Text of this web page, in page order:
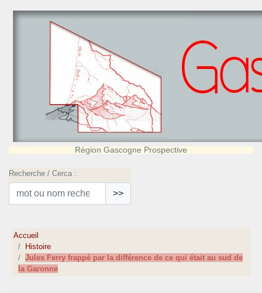
Région Gascogne Prospective
Recherche / Cerca :
>>
Accueil
Histoire
Jules Ferry frappé par la différence de ce qui était au sud de
la Garonne